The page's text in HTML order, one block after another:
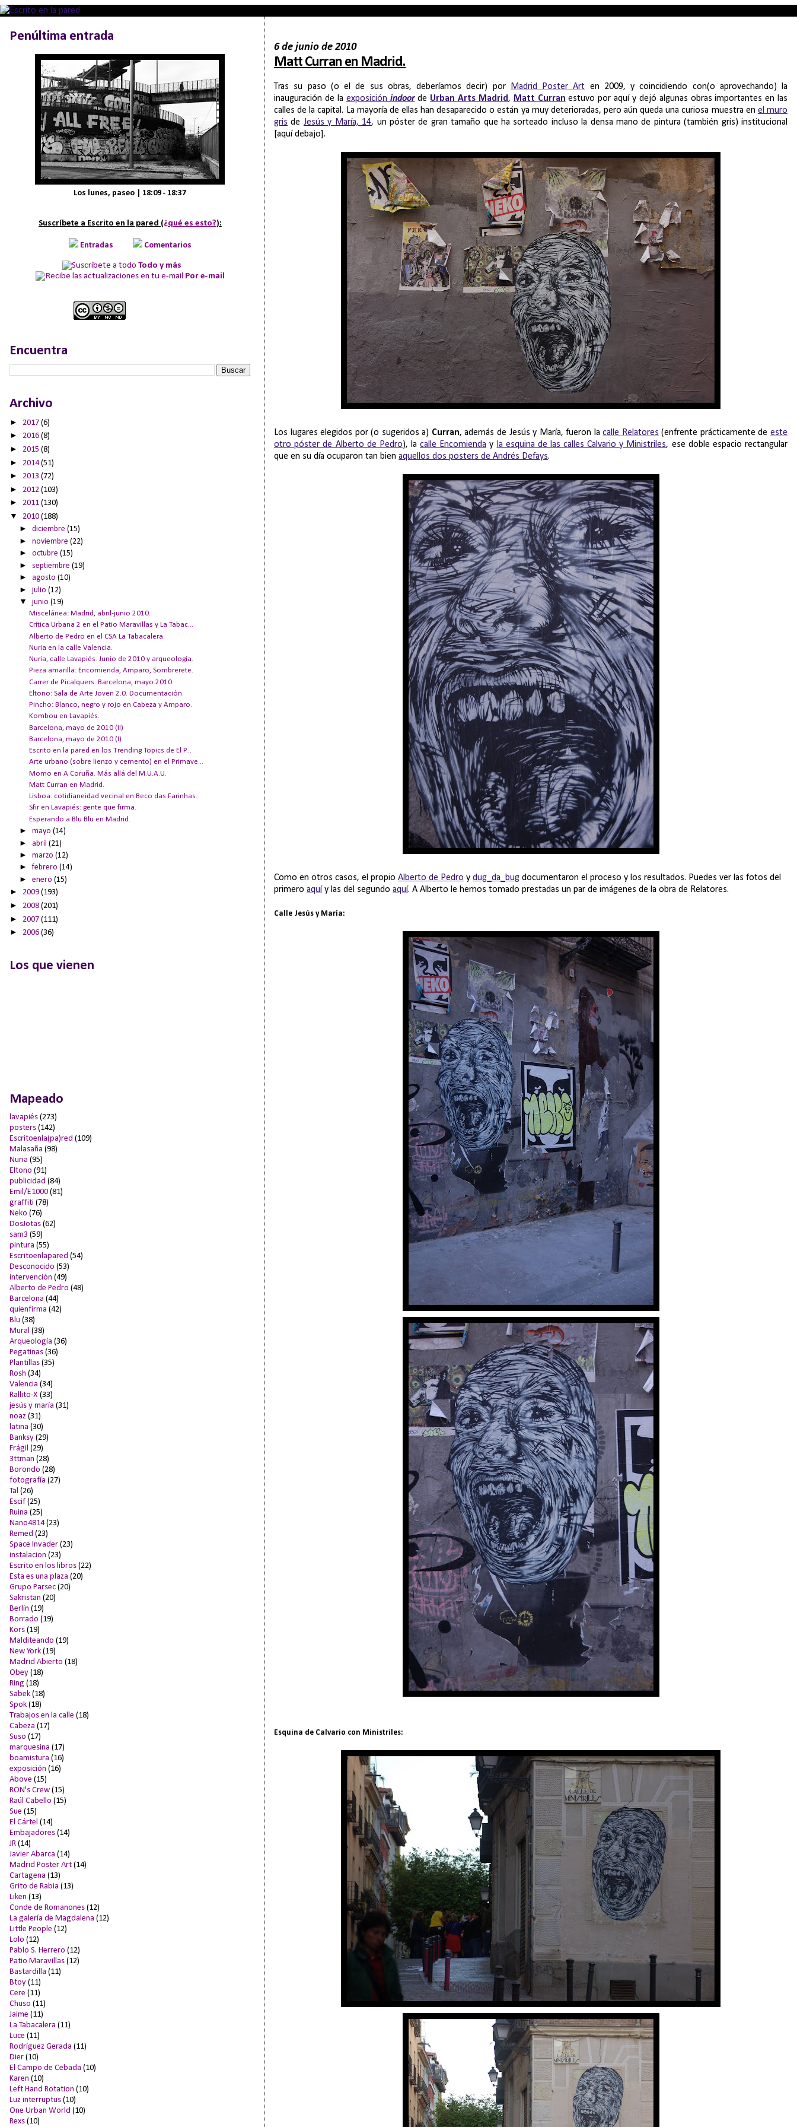
6 de junio de 2010
Matt Curran en Madrid.
Tras su paso (o el de sus obras, deberíamos decir) por Madrid Poster Art en 2009, y coincidiendo con(o aprovechando) la
inauguración de la exposición indoorde Urban Arts Madrid, Matt Curran estuvo por aquí y dejó algunas obras importantes en las
calles de la capital. La mayoría de ellas han desaparecido o están ya muy deterioradas, pero aún queda una curiosa muestra en el muro
gris de Jesús y María, 14, un póster de gran tamaño que ha sorteado incluso la densa mano de pintura (también gris) institucional
[aquí debajo].
Los lugares elegidos por (o sugeridos a) Curran, además de Jesús y María, fueron lacalle Relatores (enfrente prácticamente deeste
otro póster de Alberto de Pedro), lacalle Encomienda y la esquina de las calles Calvario y Ministriles, ese doble espacio rectangular
que en su día ocuparon tan bienaquellos dos posters de Andrés Defays.
Como en otros casos, el propioAlberto de Pedro ydug_da_bug documentaron el proceso y los resultados. Puedes ver las fotos del
primeroaquí y las del segundoaquí. A Alberto le hemos tomado prestadas un par de imágenes de la obra de Relatores.
Calle Jesús y María:
Esquina de Calvario con Ministriles:
Penúltima entrada
Los lunes, paseo | 18:09 - 18:37
Suscríbete a Escrito en la pared (¿qué es esto?):
Entradas Comentarios
Todo y más
Por e-mail
Encuentra
Archivo
► 2017 (6)
► 2016 (8)
► 2015 (8)
► 2014(51)
► 2013 (72)
► 2012 (103)
► 2011 (130)
▼ 2010 (188)
►diciembre(15)
►noviembre(22)
►octubre(15)
► septiembre(19)
► agosto(10)
►julio(12)
▼junio(19)
Miscelánea: Madrid, abril-junio 2010.
Crítica Urbana 2 en el Patio Maravillas y La Tabac...
Alberto de Pedro en el CSA La Tabacalera.
Nuria en la calle Valencia.
Nuria, calle Lavapiés. Junio de 2010 y arqueología.
Pieza amarilla: Encomienda, Amparo, Sombrerete.
Carrer de Picalquers. Barcelona, mayo 2010.
Eltono: Sala de Arte Joven 2.0. Documentación.
Pincho: Blanco, negro y rojo en Cabeza y Amparo.
Kombou en Lavapiés.
Barcelona, mayo de 2010 (II)
Barcelona, mayo de 2010 (I)
Escrito en la pared en los Trending Topics de El P...
Arte urbano (sobre lienzo y cemento) en el Primave...
Momo en A Coruña. Más allá del M.U.A.U.
Matt Curran en Madrid.
Lisboa: cotidianeidad vecinal en Beco das Farinhas.
Sfir en Lavapiés: gente que firma.
Esperando a Blu Blu en Madrid.
►mayo(14)
► abril(21)
►marzo(12)
►febrero(14)
►enero(15)
► 2009 (193)
► 2008 (201)
► 2007 (111)
► 2006 (36)
Los que vienen
Mapeado
lavapiés (273)
posters (142)
Escritoenla(pa)red (109)
Malasaña (98)
Nuria (95)
Eltono (91)
publicidad (84)
Emil/E1000 (81)
graffiti (78)
Neko (76)
DosJotas (62)
sam3 (59)
pintura (55)
Escritoenlapared (54)
Desconocido (53)
intervención (49)
Alberto de Pedro (48)
Barcelona (44)
quienfirma (42)
Blu (38)
Mural (38)
Arqueología (36)
Pegatinas (36)
Plantillas (35)
Rosh (34)
Valencia (34)
Rallito-X (33)
jesús y maría (31)
noaz (31)
latina (30)
Banksy (29)
Frágil (29)
3ttman (28)
Borondo (28)
fotografía (27)
Tal (26)
Escif (25)
Ruina (25)
Nano4814 (23)
Remed (23)
Space Invader (23)
instalacion (23)
Escrito en los libros (22)
Esta es una plaza (20)
Grupo Parsec (20)
Sakristan (20)
Berlín (19)
Borrado (19)
Kors (19)
Malditeando (19)
New York (19)
Madrid Abierto (18)
Obey (18)
Ring (18)
Sabek (18)
Spok (18)
Trabajos en la calle (18)
Cabeza (17)
Suso (17)
marquesina (17)
boamistura (16)
exposición (16)
Above (15)
RON's Crew (15)
Raúl Cabello (15)
Sue (15)
El Cártel (14)
Embajadores (14)
JR (14)
Javier Abarca (14)
Madrid Poster Art (14)
Cartagena (13)
Grito de Rabia (13)
Liken (13)
Conde de Romanones (12)
La galería de Magdalena (12)
Little People (12)
Lolo (12)
Pablo S. Herrero (12)
Patio Maravillas (12)
Bastardilla (11)
Btoy (11)
Cere (11)
Chuso (11)
Jaime (11)
La Tabacalera (11)
Luce (11)
Rodríguez Gerada (11)
Dier (10)
El Campo de Cebada (10)
Karen (10)
Left Hand Rotation (10)
Luz interruptus (10)
One Urban World (10)
Rexs (10)